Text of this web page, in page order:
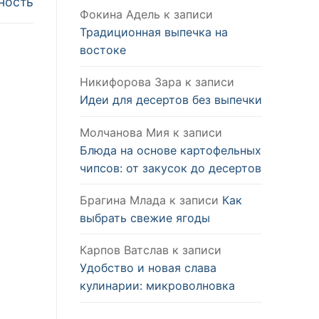
Фокина Адель к записи
Традиционная выпечка на
востоке
Никифорова Зара к записи
Идеи для десертов без выпечки
Молчанова Мия к записи
Блюда на основе картофельных
чипсов: от закусок до десертов
Брагина Млада к записи Как
выбрать свежие ягоды
Карпов Ватслав к записи
Удобство и новая слава
кулинарии: микроволновка